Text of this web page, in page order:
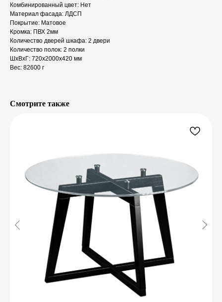
Комбинированный цвет: Нет
Материал фасада: ЛДСП
Покрытие: Матовое
Кромка: ПВХ 2мм
Количество дверей шкафа: 2 двери
Количество полок: 2 полки
ШxВxГ: 720x2000x420 мм
Вес: 82600 г
Смотрите также